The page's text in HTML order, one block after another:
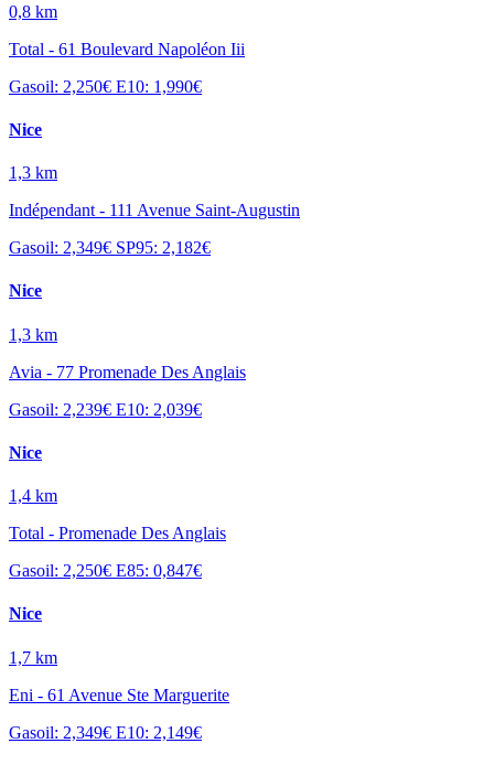
0,8 km
Total - 61 Boulevard Napoléon Iii
Gasoil: 2,250€ E10: 1,990€
Nice
1,3 km
Indépendant - 111 Avenue Saint-Augustin
Gasoil: 2,349€ SP95: 2,182€
Nice
1,3 km
Avia - 77 Promenade Des Anglais
Gasoil: 2,239€ E10: 2,039€
Nice
1,4 km
Total - Promenade Des Anglais
Gasoil: 2,250€ E85: 0,847€
Nice
1,7 km
Eni - 61 Avenue Ste Marguerite
Gasoil: 2,349€ E10: 2,149€